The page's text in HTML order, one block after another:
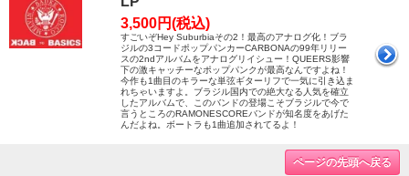
3,500円(税込)
すごいぞHey Suburbiaその2！最高のアナログ化！ブラ
ジルの3コードポップパンカーCARBONAの99年リリー
スの2ndアルバムをアナログリイシュー！QUEERS影響
下の激キャッチーなポップパンクが最高なんですよね！
今作も1曲目のキラーな単弦ギターリフで一気に引き込ま
れちゃいますよ。ブラジル国内での絶大なる人気を確立
したアルバムで、このバンドの登場こそブラジルで今で
言うところのRAMONESCOREバンドが知名度をあげた
んだよね。ボートラも1曲追加されてるよ！
ページの先頭へ戻る